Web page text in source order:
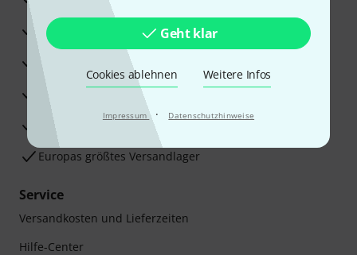
Geht klar
Cookies ablehnen Weitere Infos
Impressum · Datenschutzhinweise
30 Tage Money-Back-Garantie
Reparaturservice
Beratung durch Fachexperten
Zufriedenheitsgarantie
Europas größtes Versandlager
Service
Versandkosten und Lieferzeiten
Hilfe-Center